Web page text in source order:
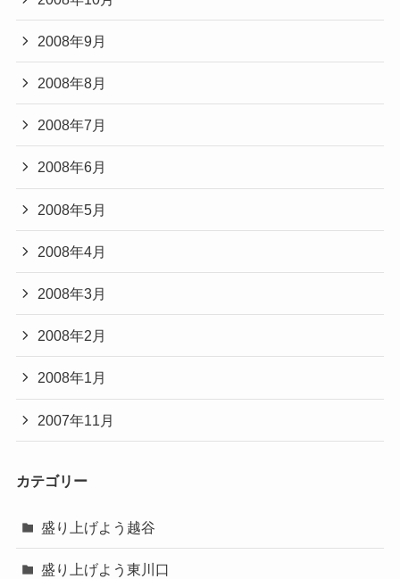
2008年9月
2008年8月
2008年7月
2008年6月
2008年5月
2008年4月
2008年3月
2008年2月
2008年1月
2007年11月
カテゴリー
盛り上げよう越谷
盛り上げよう東川口